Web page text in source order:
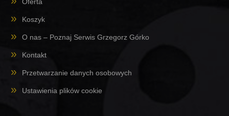
Oferta
Koszyk
O nas – Poznaj Serwis Grzegorz Górko
Kontakt
Przetwarzanie danych osobowych
Ustawienia plików cookie